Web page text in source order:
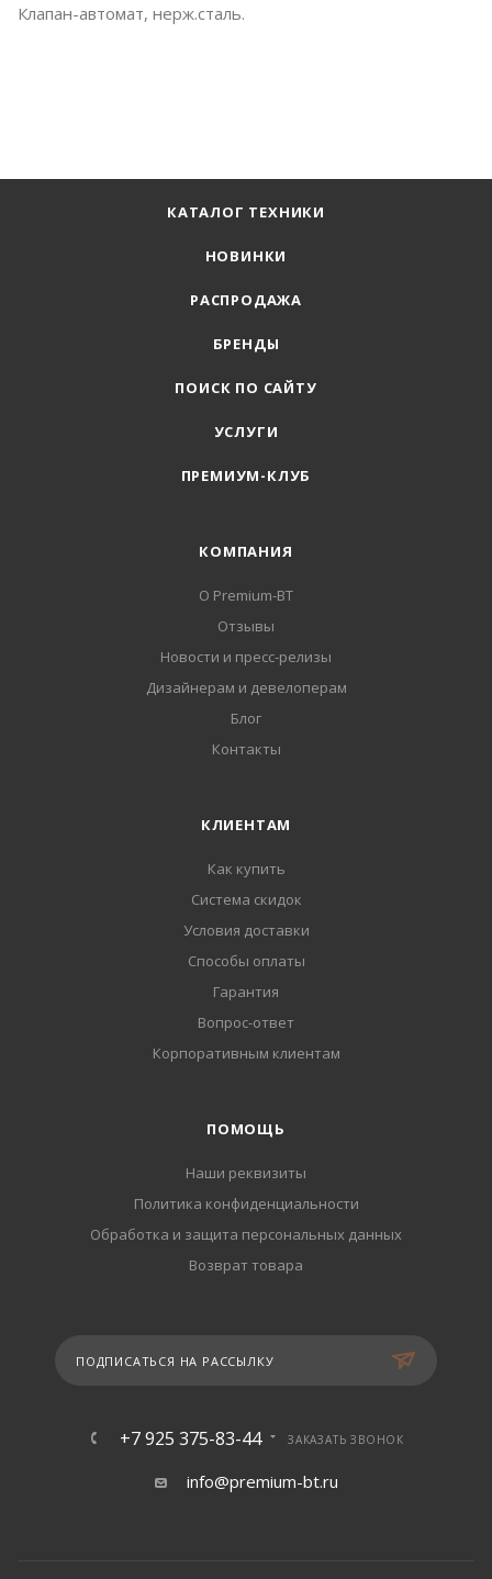
Клапан-автомат, нерж.сталь.
КАТАЛОГ ТЕХНИКИ
НОВИНКИ
РАСПРОДАЖА
БРЕНДЫ
ПОИСК ПО САЙТУ
УСЛУГИ
ПРЕМИУМ-КЛУБ
КОМПАНИЯ
О Premium-BT
Отзывы
Новости и пресс-релизы
Дизайнерам и девелоперам
Блог
Контакты
КЛИЕНТАМ
Как купить
Система скидок
Условия доставки
Способы оплаты
Гарантия
Вопрос-ответ
Корпоративным клиентам
ПОМОЩЬ
Наши реквизиты
Политика конфиденциальности
Обработка и защита персональных данных
Возврат товара
ПОДПИСАТЬСЯ НА РАССЫЛКУ
+7 925 375-83-44 ЗАКАЗАТЬ ЗВОНОК
info@premium-bt.ru